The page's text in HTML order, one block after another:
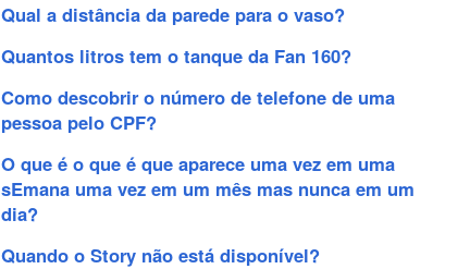
Qual a distância da parede para o vaso?
Quantos litros tem o tanque da Fan 160?
Como descobrir o número de telefone de uma
pessoa pelo CPF?
O que é o que é que aparece uma vez em uma
sEmana uma vez em um mês mas nunca em um
dia?
Quando o Story não está disponível?